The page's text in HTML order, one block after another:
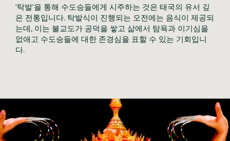
'탁발'을 통해 수도승들에게 시주하는 것은 태국의 유서 깊
은 전통입니다. 탁발식이 진행되는 오전에는 음식이 제공되
는데, 이는 불교도가 공덕을 쌓고 삶에서 탐욕과 이기심을
없애고 수도승들에 대한 존경심을 표할 수 있는 기회입니
다.